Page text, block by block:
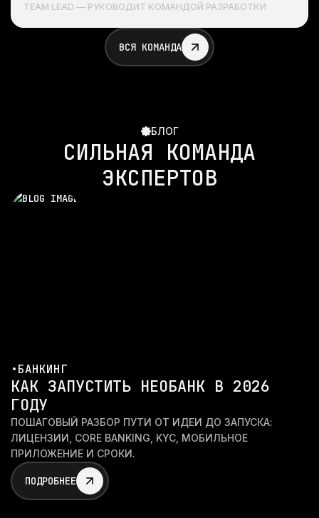
TEAM LEAD — РУКОВОДИТ КОМАНДОЙ РАЗРАБОТКИ
ВСЯ КОМАНДА
БЛОГ
СИЛЬНАЯ КОМАНДА
ЭКСПЕРТОВ
•БАНКИНГ
КАК ЗАПУСТИТЬ НЕОБАНК В 2026
ГОДУ
ПОШАГОВЫЙ РАЗБОР ПУТИ ОТ ИДЕИ ДО ЗАПУСКА:
ЛИЦЕНЗИИ, CORE BANKING, KYC, МОБИЛЬНОЕ
ПРИЛОЖЕНИЕ И СРОКИ.
ПОДРОБНЕЕ